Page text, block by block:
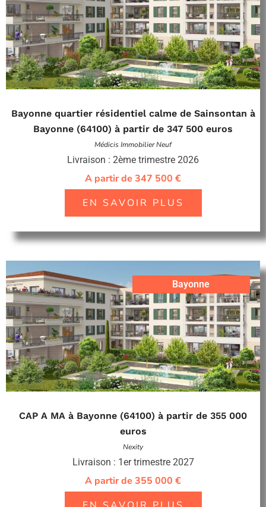
Bayonne quartier résidentiel calme de Sainsontan à
Bayonne (64100) à partir de 347 500 euros
Médicis Immobilier Neuf
Livraison : 2ème trimestre 2026
A partir de 347 500 €
EN SAVOIR PLUS
Bayonne
CAP A MA à Bayonne (64100) à partir de 355 000
euros
Nexity
Livraison : 1er trimestre 2027
A partir de 355 000 €